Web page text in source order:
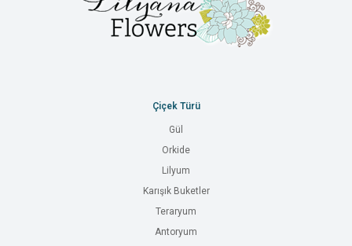
Çiçek Türü
Gül
Orkide
Lilyum
Karışık Buketler
Teraryum
Antoryum